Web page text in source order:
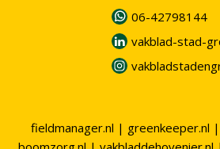
06-42798144
vakblad-stad-
fieldmanager.nl | greenkeeper.nl |